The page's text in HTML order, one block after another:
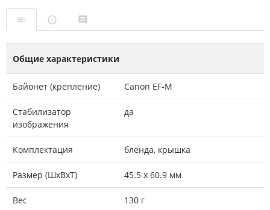
Общие характеристики
Байонет (крепление) Canon EF-M
Стабилизатор
изображения
да
Комплектация бленда, крышка
Размер (ШxВxТ) 45.5 x 60.9 мм
Вес 130 г